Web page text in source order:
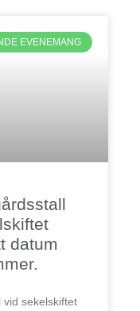
EVENEMANG
datum
sekelskiftet